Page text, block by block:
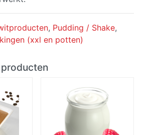
, Pudding / Shake,
(xxl en potten)